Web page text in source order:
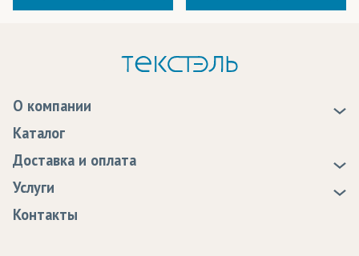
О компании
Статьи
Программа лояльности
Сертификаты качества
Каталог
Доставка и оплата
Доставка
Оплата
Услуги
Образцы
Контакты